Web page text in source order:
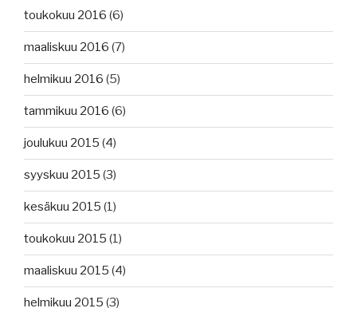
toukokuu 2016 (6)
maaliskuu 2016 (7)
helmikuu 2016 (5)
tammikuu 2016 (6)
joulukuu 2015 (4)
syyskuu 2015 (3)
kesäkuu 2015 (1)
toukokuu 2015 (1)
maaliskuu 2015 (4)
helmikuu 2015 (3)